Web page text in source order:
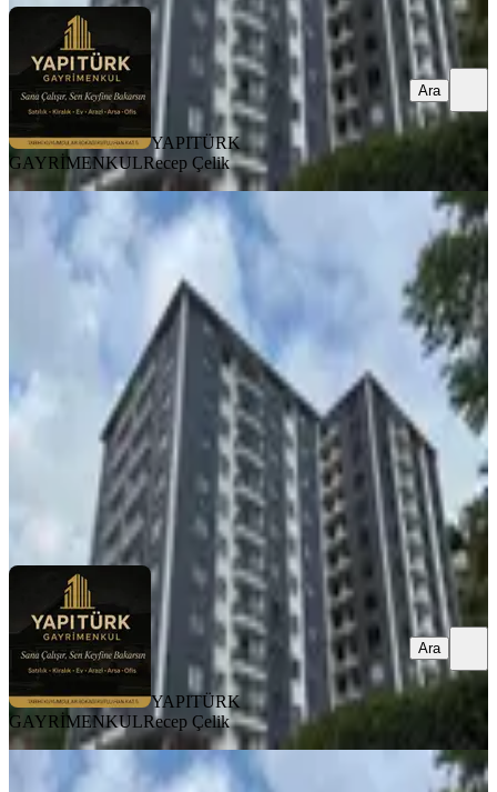
YAPITÜRK
GAYRİMENKULRecep Çelik
Ara
Yapıtürk Gayrimenkul’den Kale
Mahallesi 2 Blok'lu Projede 8. Kat
2+1 100 M² Satılık Daire
Merkez, Kale Mahallesi
2+1
100 m²· 8. Kat
4.950.000 ₺
YAPITÜRK GAYRİMENKULRecep Çelik
YAPITÜRK
GAYRİMENKULRecep Çelik
Ara
Yapıtürk Gayrimenkul’den Kale